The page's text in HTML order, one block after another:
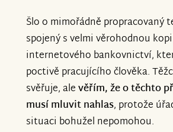
Šlo o mimořádně propracovaný
spojený s velmi věrohodnou
internetového bankovnictví,
poctivě pracujícího člověka.
svěřuje, alevěřím, že o těchto
musí mluvit nahlas, protože
situaci bohužel nepomohou.